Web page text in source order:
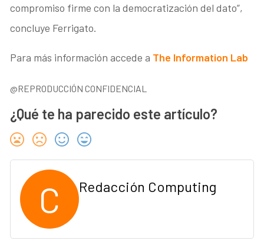
compromiso firme con la democratización del dato”,
concluye Ferrigato.
Para más información accede a The Information Lab
@REPRODUCCIÓN CONFIDENCIAL
¿Qué te ha parecido este artículo?
C Redacción Computing